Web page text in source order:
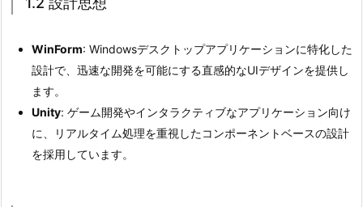
2.
2.
1
開
発
環
境
WinForm: Windowsデスクトップアプリケーションに特化した
設計で、迅速な開発を可能にする直感的なUIデザインを提供し
ます。
Unity: ゲーム開発やインタラクティブなアプリケーション向け
に、リアルタイム処理を重視したコンポーネントベースの設計
を採用しています。